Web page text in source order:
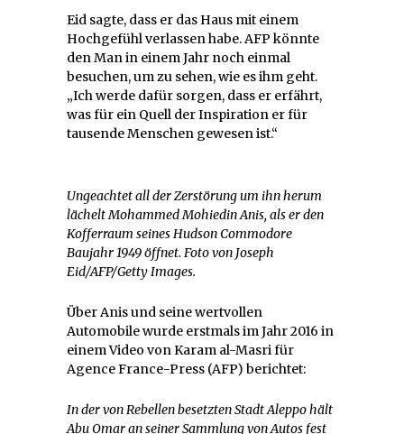
Eid sagte, dass er das Haus mit einem
Hochgefühl verlassen habe. AFP könnte
den Man in einem Jahr noch einmal
besuchen, um zu sehen, wie es ihm geht.
„Ich werde dafür sorgen, dass er erfährt,
was für ein Quell der Inspiration er für
tausende Menschen gewesen ist.“
Ungeachtet all der Zerstörung um ihn herum
lächelt Mohammed Mohiedin Anis, als er den
Kofferraum seines Hudson Commodore
Baujahr 1949 öffnet. Foto von Joseph
Eid/AFP/Getty Images.
Über Anis und seine wertvollen
Automobile wurde erstmals im Jahr 2016 in
einem Video von Karam al-Masri für
Agence France-Press (AFP) berichtet:
In der von Rebellen besetzten Stadt Aleppo hält
Abu Omar an seiner Sammlung von Autos fest